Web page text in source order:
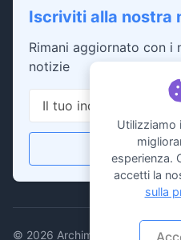
Iscriviti alla nostra
Rimani aggiornato con
notizie
© 2026 Archimodulaire. Tutti i
Utilizziamo
esperienza.
accetti la
sulla